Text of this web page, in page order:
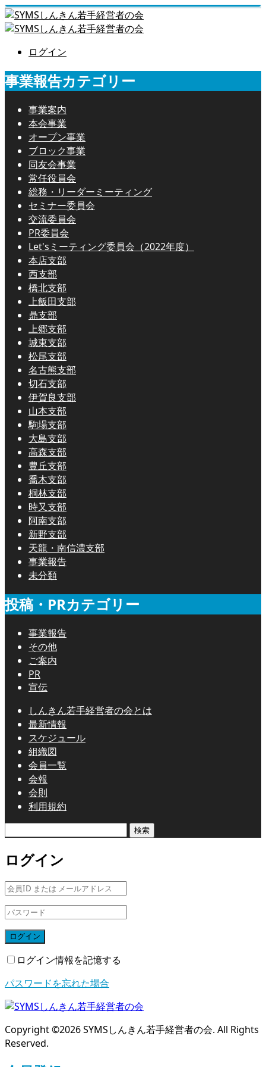
ログイン
事業報告カテゴリー
事業案内
本会事業
オープン事業
ブロック事業
同友会事業
常任役員会
総務・リーダーミーティング
セミナー委員会
交流委員会
PR委員会
Let'sミーティング委員会（2022年度）
本店支部
西支部
橋北支部
上飯田支部
鼎支部
上郷支部
城東支部
松尾支部
名古熊支部
切石支部
伊賀良支部
山本支部
駒場支部
大島支部
高森支部
豊丘支部
喬木支部
桐林支部
時又支部
阿南支部
新野支部
天龍・南信濃支部
事業報告
未分類
投稿・PRカテゴリー
事業報告
その他
ご案内
PR
宣伝
しんきん若手経営者の会とは
最新情報
スケジュール
組織図
会員一覧
会報
会則
利用規約
索:
ログイン
ログイン
ログイン情報を記憶する
パスワードを忘れた場合
Copyright ©2026SYMSしんきん若手経営者の会. All Rights
Reserved.